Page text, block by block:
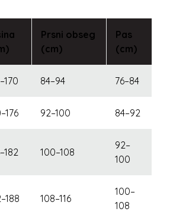
Prsni obseg
(cm)
Pas
(cm)
84–94 76–84
92–100 84–92
100–108
92–
100
108–116
100–
108